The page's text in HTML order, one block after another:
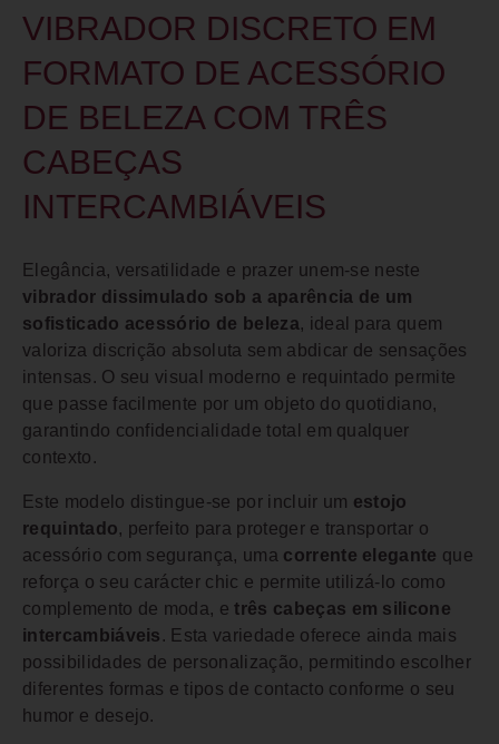
VIBRADOR DISCRETO EM
FORMATO DE ACESSÓRIO
DE BELEZA COM TRÊS
CABEÇAS
INTERCAMBIÁVEIS
Elegância, versatilidade e prazer unem-se neste
vibrador dissimulado sob a aparência de um
sofisticado acessório de beleza, ideal para quem
valoriza discrição absoluta sem abdicar de sensações
intensas. O seu visual moderno e requintado permite
que passe facilmente por um objeto do quotidiano,
garantindo confidencialidade total em qualquer
contexto.
Este modelo distingue-se por incluir um estojo
requintado, perfeito para proteger e transportar o
acessório com segurança, uma corrente elegante que
reforça o seu carácter chic e permite utilizá-lo como
complemento de moda, etrês cabeças em silicone
intercambiáveis . Esta variedade oferece ainda mais
possibilidades de personalização, permitindo escolher
diferentes formas e tipos de contacto conforme o seu
humor e desejo.